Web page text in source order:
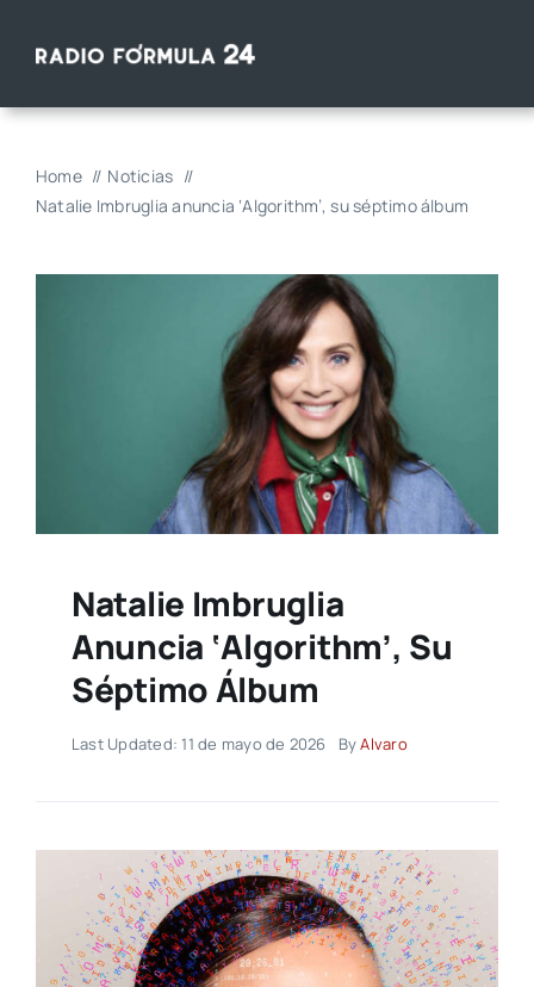
Home
Noticias
Natalie Imbruglia anuncia ‘Algorithm’, su séptimo álbum
Natalie Imbruglia
Anuncia ‘Algorithm’, Su
Séptimo Álbum
Last Updated: 11 de mayo de 2026 ByAlvaro